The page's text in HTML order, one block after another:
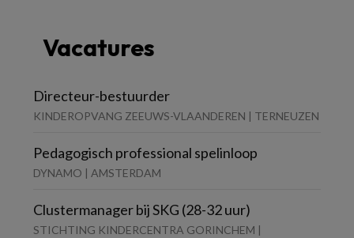
Vacatures
Directeur-bestuurder
KINDEROPVANG ZEEUWS-VLAANDEREN | TERNEUZEN
Pedagogisch professional spelinloop
DYNAMO | AMSTERDAM
Clustermanager bij SKG (28-32 uur)
STICHTING KINDERCENTRA GORINCHEM |